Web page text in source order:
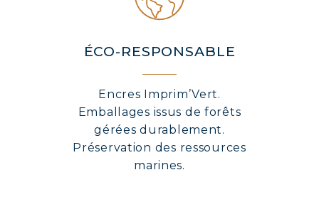
ÉCO-RESPONSABLE
Encres Imprim’Vert.
Emballages issus de forêts
gérées durablement.
Préservation des ressources
marines.